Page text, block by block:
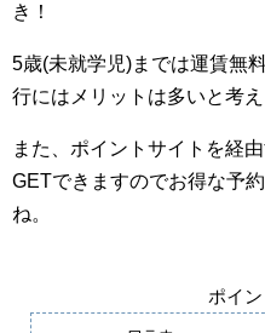
き！
5歳(未就学児)までは運賃無
行にはメリットは多いと考え
また、ポイントサイトを経
GETできますのでお得な予
ね。
ポイ